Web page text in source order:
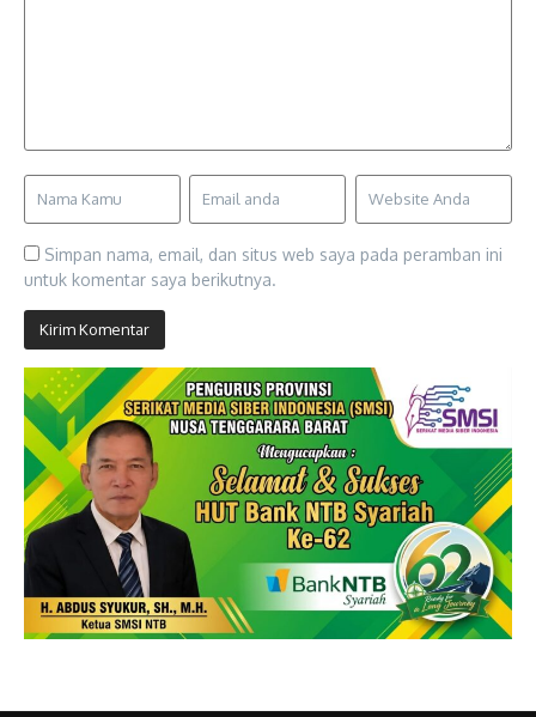
Simpan nama, email, dan situs web saya pada peramban ini
untuk komentar saya berikutnya.